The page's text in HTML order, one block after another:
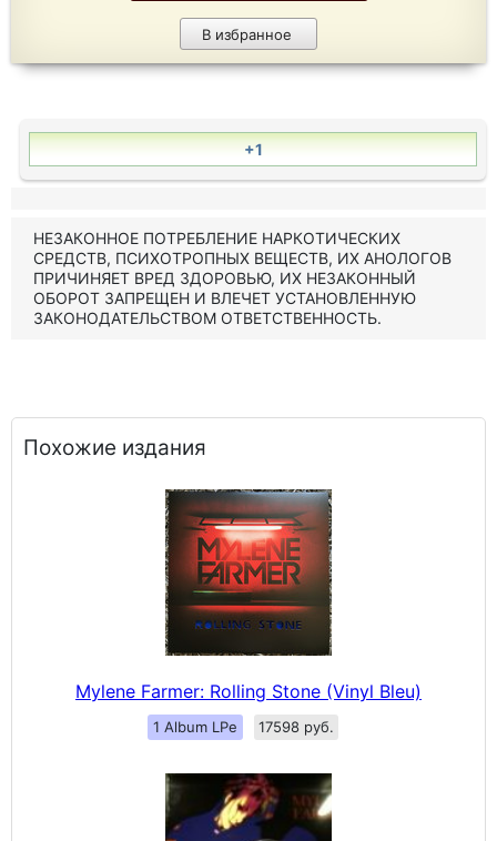
В избранное
+1
НЕЗАКОННОЕ ПОТРЕБЛЕНИЕ НАРКОТИЧЕСКИХ
СРЕДСТВ, ПСИХОТРОПНЫХ ВЕЩЕСТВ, ИХ АНОЛОГОВ
ПРИЧИНЯЕТ ВРЕД ЗДОРОВЬЮ, ИХ НЕЗАКОННЫЙ
ОБОРОТ ЗАПРЕЩЕН И ВЛЕЧЕТ УСТАНОВЛЕННУЮ
ЗАКОНОДАТЕЛЬСТВОМ ОТВЕТСТВЕННОСТЬ.
Похожие издания
Mylene Farmer: Rolling Stone (Vinyl Bleu)
1 Album LPe 17598 руб.